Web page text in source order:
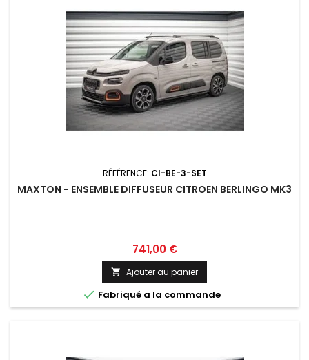
RÉFÉRENCE: CI-BE-3-SET
MAXTON - ENSEMBLE DIFFUSEUR CITROEN BERLINGO MK3
Prix
741,00 €
 Ajouter au panier
 Fabriqué a la commande